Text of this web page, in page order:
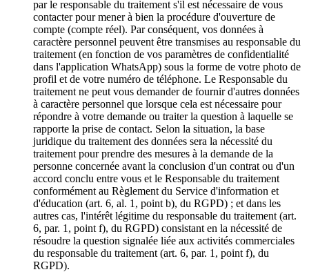
par le responsable du traitement s'il est nécessaire de vous
contacter pour mener à bien la procédure d'ouverture de
compte (compte réel). Par conséquent, vos données à
caractère personnel peuvent être transmises au responsable du
traitement (en fonction de vos paramètres de confidentialité
dans l'application WhatsApp) sous la forme de votre photo de
profil et de votre numéro de téléphone. Le Responsable du
traitement ne peut vous demander de fournir d'autres données
à caractère personnel que lorsque cela est nécessaire pour
répondre à votre demande ou traiter la question à laquelle se
rapporte la prise de contact. Selon la situation, la base
juridique du traitement des données sera la nécessité du
traitement pour prendre des mesures à la demande de la
personne concernée avant la conclusion d'un contrat ou d'un
accord conclu entre vous et le Responsable du traitement
conformément au Règlement du Service d'information et
d'éducation (art. 6, al. 1, point b), du RGPD) ; et dans les
autres cas, l'intérêt légitime du responsable du traitement (art.
6, par. 1, point f), du RGPD) consistant en la nécessité de
résoudre la question signalée liée aux activités commerciales
du responsable du traitement (art. 6, par. 1, point f), du
RGPD).